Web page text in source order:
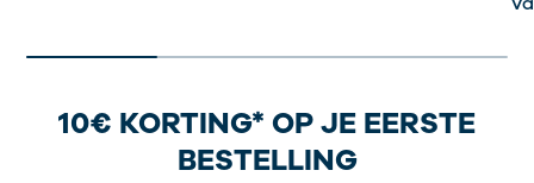
calcium zink vitamines
10€ KORTING* OP JE EERSTE
BESTELLING